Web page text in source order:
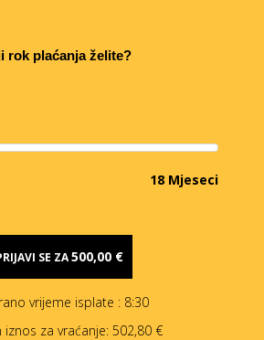
rok plaćanja želite?
18 Mjeseci
SE ZA500,00 €
vrijeme isplate : 8:30
iznos za vraćanje: 502,80 €